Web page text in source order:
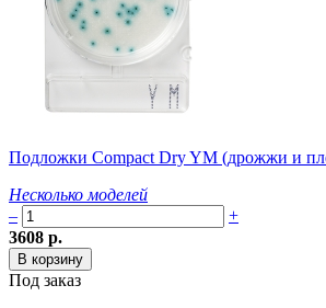
Подложки Compact Dry YM (дрожжи и
Несколько моделей
–
+
3608 р.
Под заказ